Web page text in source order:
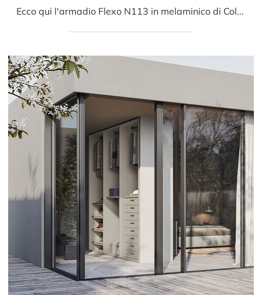
Ecco qui l'armadio Flexo N113 in melaminico di Colombini Casa! Un ricco catalogo di armadi cabine armadio con ante battenti.